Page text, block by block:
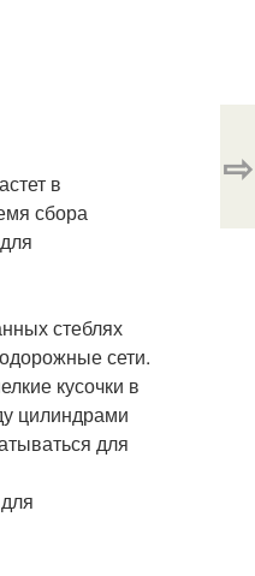
в
сбора
стеблях
сети.
кусочки в
цилиндрами
для
⇨